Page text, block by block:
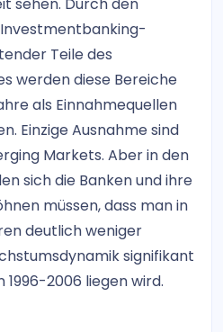
Teile des
werden diese Bereiche
als Einnahmequellen
Einzige Ausnahme sind
Markets. Aber in den
sich die Banken und ihre
müssen, dass man in
deutlich weniger
signifikant
2006 liegen wird.